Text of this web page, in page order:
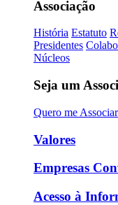
Associação
História Estatuto
Presidentes
Núcleos
Seja um
Quero me Associar
Valores
Empresas
Acesso à